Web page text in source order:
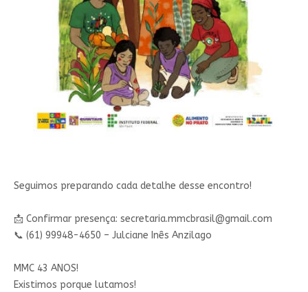
Seguimos preparando cada detalhe desse encontro!
📩 Confirmar presença: secretaria.mmcbrasil@gmail.com
📞 (61) 99948-4650 – Julciane Inês Anzilago
MMC 43 ANOS!
Existimos porque lutamos!